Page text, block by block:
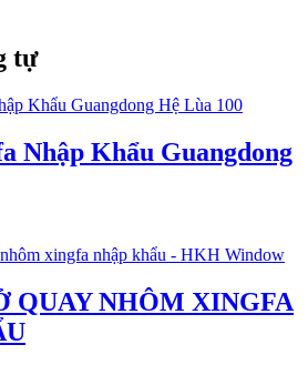
tự
Nhập Khẩu Guangdong
QUAY NHÔM XINGFA